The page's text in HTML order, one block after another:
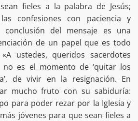
fieles a la palabra de Jesús;
confesiones con paciencia y
conclusión del mensaje es una
de un papel que es todo
ustedes, queridos sacerdotes
no es el momento de ‘quitar los
de vivir en la resignación. En
mucho fruto con su sabiduría:
para poder rezar por la Iglesia y
jóvenes para que sean fieles a